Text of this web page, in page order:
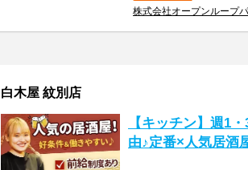
株式会社オープンループ
白木屋 紋別店
【キッチン】週1
由♪定番×人気居酒